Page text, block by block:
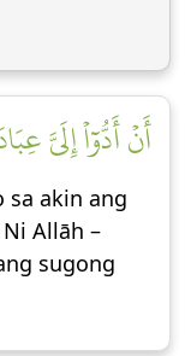
أَنۡ أَدُّوٓاْ إِلَيَّ
sa akin ang
Allāh –
sugong